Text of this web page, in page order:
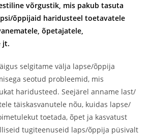
võrgustik, mis pakub tasuta
õppijaid haridusteel toetavatele
õpetajatele,
jt.
selgitame välja lapse/õppija
seotud probleemid, mis
haridusteed. Seejärel anname last/
täiskasvanutele nõu, kuidas lapse/
toetada, õpet ja kasvatust
tugiteenuseid laps/õppija püsivalt